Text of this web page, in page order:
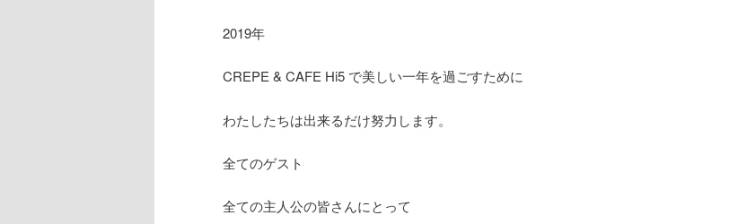
2019年
CREPE & CAFE Hi5 で美しい一年を過ごすために
わたしたちは出来るだけ努力します。
全てのゲスト
全ての主人公の皆さんにとって